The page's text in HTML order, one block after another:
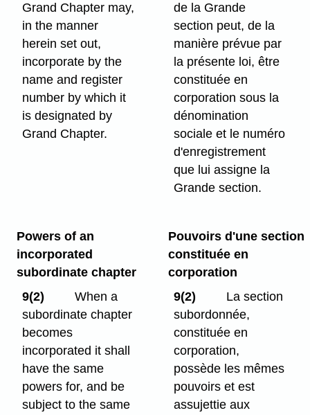
Grand Chapter may,
in the manner
herein set out,
incorporate by the
name and register
number by which it
is designated by
Grand Chapter.
de la Grande
section peut, de la
manière prévue par
la présente loi, être
constituée en
corporation sous la
dénomination
sociale et le numéro
d'enregistrement
que lui assigne la
Grande section.
Powers of an
incorporated
subordinate chapter
9(2)
When a
subordinate chapter
becomes
incorporated it shall
have the same
powers for, and be
subject to the same
Pouvoirs d'une section
constituée en
corporation
9(2)
La section
subordonnée,
constituée en
corporation,
possède les mêmes
pouvoirs et est
assujettie aux